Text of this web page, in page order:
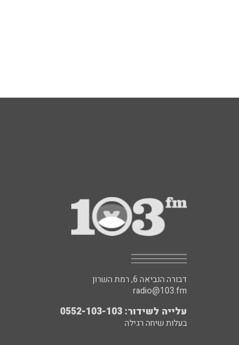
דבורה הנביאה 6, רמת השרון
radio@103.fm
עלייה לשידור: 0552-103-103
בעלות שיחה רגילה